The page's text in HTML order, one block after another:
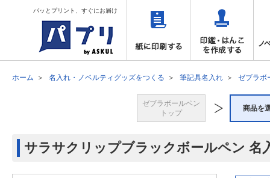
パッとプリント、すぐにお届け
ホーム 名入れ・ノベルティグッズをつくる 筆記具名入れ ゼブラボ
ゼブラボールペン
トップ
商品を
サラサクリップブラックボールペン 名